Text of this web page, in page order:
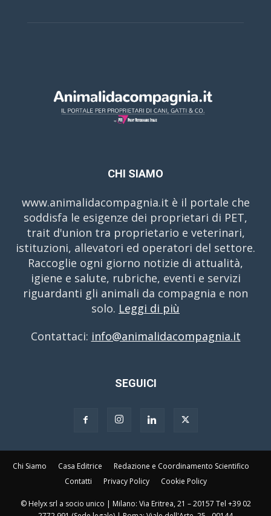
CHI SIAMO
www.animalidacompagnia.it è il portale che
soddisfa le esigenze dei proprietari di PET,
trait d'union tra proprietario e veterinari,
istituzioni, allevatori ed operatori del settore.
Raccoglie ogni giorno notizie di attualità,
igiene e salute, rubriche, eventi e servizi
riguardanti gli animali da compagnia e non
solo. Leggi di più
Contattaci: info@animalidacompagnia.it
SEGUICI
Chi Siamo Casa Editrice
Redazione e Coordinamento Scientifico
Contatti
Privacy Policy Cookie Policy
© Helyx srl a socio unico | Milano: Via Eritrea, 21 – 20157 Tel +39 02